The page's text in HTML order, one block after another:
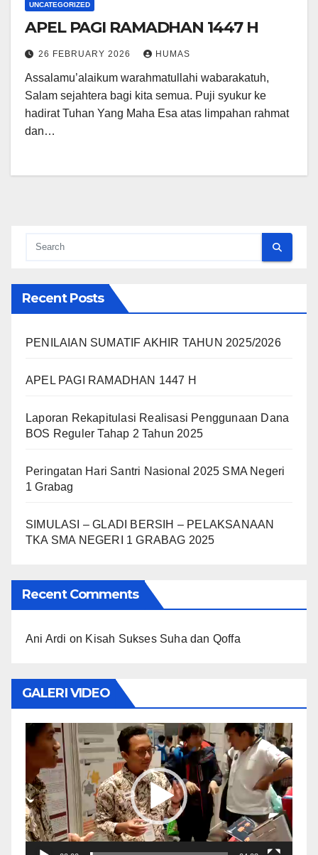
UNCATEGORIZED
APEL PAGI RAMADHAN 1447 H
26 FEBRUARY 2026 HUMAS
Assalamu’alaikum warahmatullahi wabarakatuh,
Salam sejahtera bagi kita semua. Puji syukur ke
hadirat Tuhan Yang Maha Esa atas limpahan rahmat
dan…
Recent Posts
PENILAIAN SUMATIF AKHIR TAHUN 2025/2026
APEL PAGI RAMADHAN 1447 H
Laporan Rekapitulasi Realisasi Penggunaan Dana
BOS Reguler Tahap 2 Tahun 2025
Peringatan Hari Santri Nasional 2025 SMA Negeri
1 Grabag
SIMULASI – GLADI BERSIH – PELAKSANAAN
TKA SMA NEGERI 1 GRABAG 2025
Recent Comments
Ani Ardi on Kisah Sukses Suha dan Qoffa
GALERI VIDEO
Video
Player